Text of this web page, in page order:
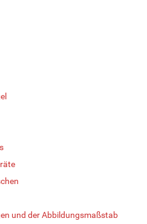
und der Abbildungsmaßstab